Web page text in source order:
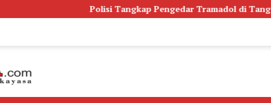
Polisi Tangkap Pengedar Tramadol di Tangerang, Ribuan